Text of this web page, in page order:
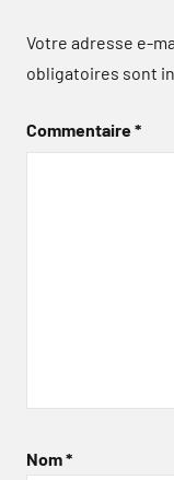
Votre adresse e-
obligatoires sont
Commentaire*
Nom*